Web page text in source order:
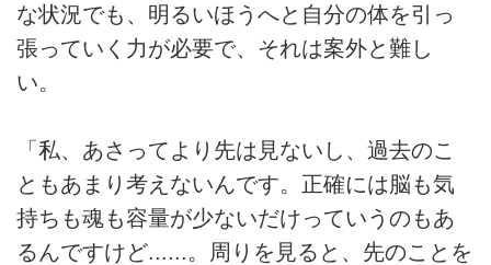
な状況でも、明るいほうへと自分の体を引っ
張っていく力が必要で、それは案外と難し
い。
「私、あさってより先は見ないし、過去のこ
ともあまり考えないんです。正確には脳も気
持ちも魂も容量が少ないだけっていうのもあ
るんですけど......。周りを見ると、先のことを